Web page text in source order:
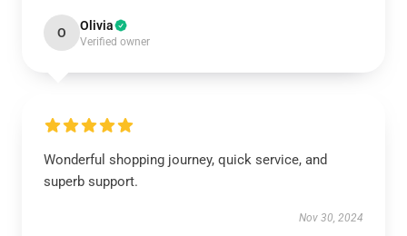
O Olivia
Verified owner
Wonderful shopping journey, quick service, and
superb support.
Nov 30, 2024